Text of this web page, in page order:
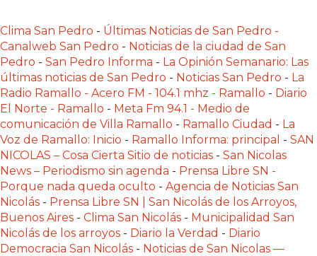
WHATSAPP
TIENDA
ONLINE
GRATIS
EN
ARGENTINA:
CHANGUITO.COM.AR
VS
OTRAS
PLATAFORMAS
VENTA
POR
Clima San Pedro - Últimas Noticias de San Pedro -
Canalweb San Pedro - Noticias de la ciudad de San
Pedro - San Pedro Informa - La Opinión Semanario: Las
últimas noticias de San Pedro - Noticias San Pedro - La
Radio Ramallo - Acero FM - 104.1 mhz - Ramallo - Diario
El Norte - Ramallo - Meta Fm 94.1 - Medio de
comunicación de Villa Ramallo - Ramallo Ciudad - La
Voz de Ramallo: Inicio - Ramallo Informa: principal - SAN
NICOLAS – Cosa Cierta Sitio de noticias - San Nicolas
News – Periodismo sin agenda - Prensa Libre SN -
Porque nada queda oculto - Agencia de Noticias San
Nicolás - Prensa Libre SN | San Nicolás de los Arroyos,
Buenos Aires - Clima San Nicolás - Municipalidad San
Nicolás de los arroyos - Diario la Verdad - Diario
Democracia San Nicolás - Noticias de San Nicolas —